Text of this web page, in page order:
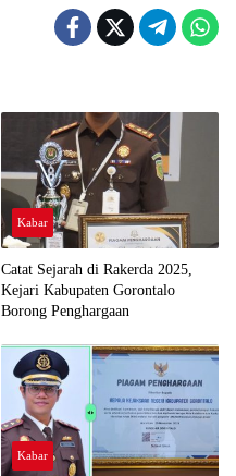
Kabar
Catat Sejarah di Rakerda 2025,
Kejari Kabupaten Gorontalo
Borong Penghargaan
Kabar